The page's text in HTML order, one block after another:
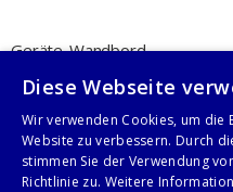
Geräte-Wandbord
Anzeigen
Diese Webseite
Wir verwenden Cookies, um
Website zu verbessern. Durch
stimmen Sie der Verwendung
Richtlinie zu. Weitere